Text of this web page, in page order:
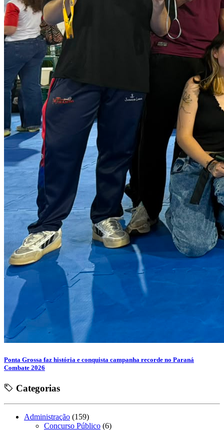
Ponta Grossa faz história e conquista campanha recorde no Paraná
Combate 2026
Categorias
Administração (159)
Concurso Público (6)